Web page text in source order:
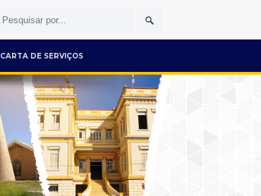
CARTA DE SERVIÇOS